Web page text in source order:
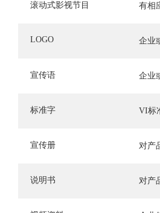
滚动式影视节目 有相
LOGO 企业
宣传语 企业
标准字 VI标
宣传册 对产
说明书 对产